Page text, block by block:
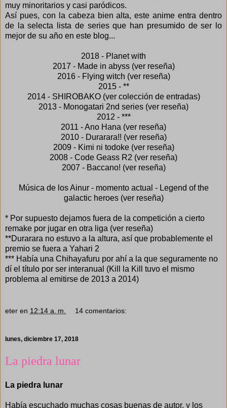
muy minoritarios y casi paródicos.
Así pues, con la cabeza bien alta, este anime entra dentro
de la selecta lista de series que han presumido de ser lo
mejor de su año en este blog...
2018 - Planet with
2017 - Made in abyss (ver reseña)
2016 - Flying witch (ver reseña)
2015 - **
2014 - SHIROBAKO (ver colección de entradas)
2013 - Monogatari 2nd series (ver reseña)
2012 - ***
2011 - Ano Hana (ver reseña)
2010 - Durarara!! (ver reseña)
2009 - Kimi ni todoke (ver reseña)
2008 - Code Geass R2 (ver reseña)
2007 - Baccano! (ver reseña)
Música de los Ainur - momento actual - Legend of the
galactic heroes (ver reseña)
* Por supuesto dejamos fuera de la competición a cierto
remake por jugar en otra liga (ver reseña)
**Durarara no estuvo a la altura, así que probablemente el
premio se fuera a Yahari 2
*** Había una Chihayafuru por ahí a la que seguramente no
dí el título por ser interanual (Kill la Kill tuvo el mismo
problema al emitirse de 2013 a 2014)
eter en 12:14 a. m. 14 comentarios:
lunes, diciembre 17, 2018
La piedra lunar
La piedra lunar
Había escuchado muchas cosas buenas de autor, y los